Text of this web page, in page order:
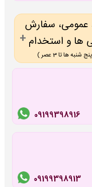
عمومی، سفارش
ها و استخدام
09199398916
09199398913